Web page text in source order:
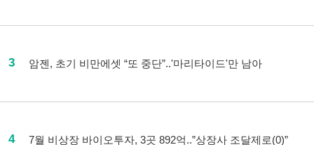
3 암젠, 초기 비만에셋 “또 중단”..'마리타이드'만 남아
4 7월 비상장 바이오투자, 3곳 892억..”상장사 조달제로(0)”